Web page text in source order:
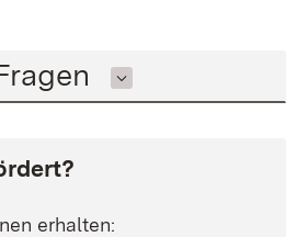
auswählen
erhalten: